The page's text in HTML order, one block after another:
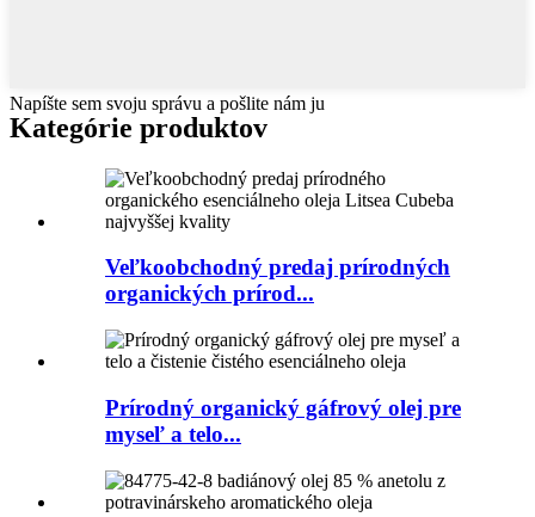
Napíšte sem svoju správu a pošlite nám ju
Kategórie produktov
Veľkoobchodný predaj prírodných
organických prírod...
Prírodný organický gáfrový olej pre
myseľ a telo...